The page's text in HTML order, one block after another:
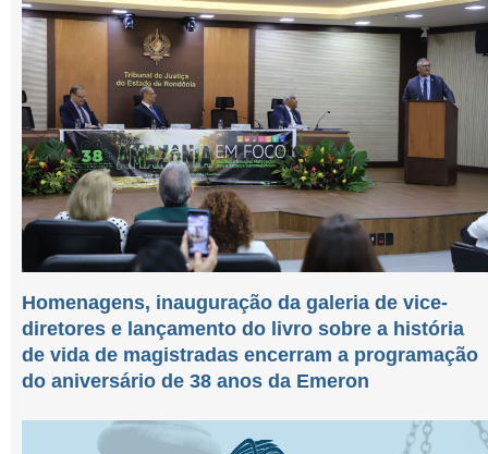
Homenagens, inauguração da galeria de vice-
diretores e lançamento do livro sobre a história
de vida de magistradas encerram a programação
do aniversário de 38 anos da Emeron